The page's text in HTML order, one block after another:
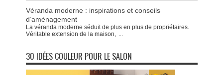
Véranda moderne : inspirations et conseils
d’aménagement
La véranda moderne séduit de plus en plus de propriétaires.
Véritable extension de la maison, ...
30 IDÉES COULEUR POUR LE SALON